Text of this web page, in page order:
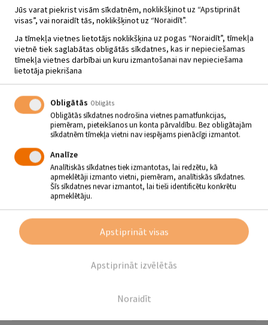
amatam
16.08. | plkst. 15:00
Aleksandra Grīna 131.
dzimšanas dienai
veltīts koncerts
19.08. | plkst. 00:00
muižas parkā
22.08. | plkst. 21:00
25.08. | plkst. 19:00
Kārļa Kazāka koncerts
klusuma"
28.08. | plkst. 19:00
spēles un zaļumballe
ar grupu "Rolise"
Jūs varat piekrist visām sīkdatnēm, noklikšķinot uz “Apstiprināt
visas”, vai noraidīt tās, noklikšķinot uz “Noraidīt”.
Ja tīmekļa vietnes lietotājs noklikšķina uz pogas “Noraidīt”, tīmekļa
vietnē tiek saglabātas obligātās sīkdatnes, kas ir nepieciešamas
tīmekļa vietnes darbībai un kuru izmantošanai nav nepieciešama
lietotāja piekrišana
Obligātās Obligāts
Obligātās sīkdatnes nodrošina vietnes pamatfunkcijas,
piemēram, pieteikšanos un konta pārvaldību. Bez obligātajām
sīkdatnēm tīmekļa vietni nav iespējams pienācīgi izmantot.
Analīze
Analītiskās sīkdatnes tiek izmantotas, lai redzētu, kā
apmeklētāji izmanto vietni, piemēram, analītiskās sīkdatnes.
Šīs sīkdatnes nevar izmantot, lai tieši identificētu konkrētu
apmeklētāju.
Noraidīt
Apstiprināt izvēlētās
Apstiprināt visas